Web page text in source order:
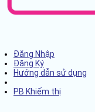
Đăng Nhập
Đăng Ký
Hướng dẫn sử dụng
PB Khiếm thị